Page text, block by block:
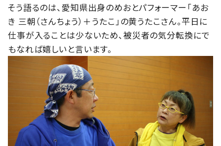
そう語るのは、愛知県出身のめおとパフォーマー「あお
き 三朝（さんちょう）＋うたこ」の黄うたこさん。平日に
仕事が入ることは少ないため、被災者の気分転換にで
もなれば嬉しいと言います。